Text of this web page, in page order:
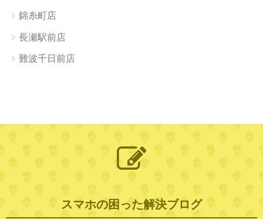
錦糸町店
長瀬駅前店
難波千日前店
スマホの困った解決ブログ